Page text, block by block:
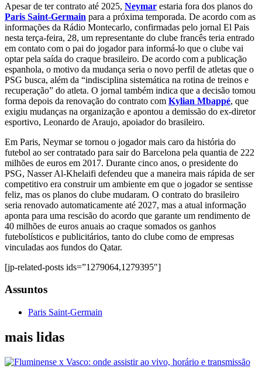
Apesar de ter contrato até 2025, Neymar estaria fora dos planos do
Paris Saint-Germain para a próxima temporada. De acordo com as
informações da Rádio Montecarlo, confirmadas pelo jornal El Pais
nesta terça-feira, 28, um representante do clube francês teria entrado
em contato com o pai do jogador para informá-lo que o clube vai
optar pela saída do craque brasileiro. De acordo com a publicação
espanhola, o motivo da mudança seria o novo perfil de atletas que o
PSG busca, além da “indisciplina sistemática na rotina de treinos e
recuperação” do atleta. O jornal também indica que a decisão tomou
forma depois da renovação do contrato com Kylian Mbappé, que
exigiu mudanças na organização e apontou a demissão do ex-diretor
esportivo, Leonardo de Araujo, apoiador do brasileiro.
Em Paris, Neymar se tornou o jogador mais caro da história do
futebol ao ser contratado para sair do Barcelona pela quantia de 222
milhões de euros em 2017. Durante cinco anos, o presidente do
PSG, Nasser Al-Khelaifi defendeu que a maneira mais rápida de ser
competitivo era construir um ambiente em que o jogador se sentisse
feliz, mas os planos do clube mudaram. O contrato do brasileiro
seria renovado automaticamente até 2027, mas a atual informação
aponta para uma rescisão do acordo que garante um rendimento de
40 milhões de euros anuais ao craque somados os ganhos
futebolísticos e publicitários, tanto do clube como de empresas
vinculadas aos fundos do Qatar.
[jp-related-posts ids=”1279064,1279395″]
Assuntos
Paris Saint-Germain
mais lidas